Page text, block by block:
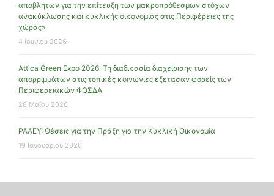
αποβλήτων για την επίτευξη των μακροπρόθεσμων στόχων
ανακύκλωσης και κυκλικής οικονομίας στις Περιφέρειες της
χώρας»
4 Ιουνίου 2026
Attica Green Expo 2026: Τη διαδικασία διαχείρισης των
απορριμμάτων στις τοπικές κοινωνίες εξέτασαν φορείς των
Περιφερειακών ΦΟΣΔΑ
28 Μαΐου 2026
ΡΑΑΕΥ: Θέσεις για την Πράξη για την Κυκλική Οικονομία
19 Ιανουαρίου 2026